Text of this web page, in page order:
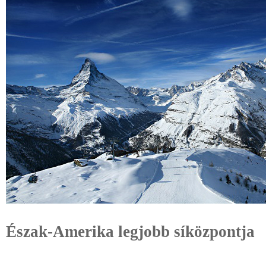
Észak-Amerika legjobb síközpontja